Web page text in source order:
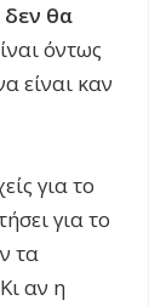
δεν θα
όντως
είναι καν
για το
για το
τα
αν η